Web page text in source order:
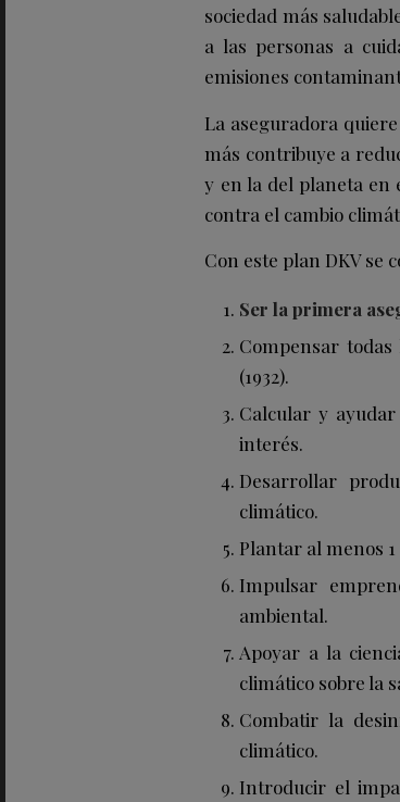
sociedad más
a las personas a
emisiones
La aseguradora
más contribuye a
y en la del planeta en
contra el cambio
Con este plan DKV se
Ser la primera
Compensar
(1932).
Calcular y
interés.
Desarrollar
climático.
Plantar al menos
Impulsar
ambiental.
Apoyar a la
climático sobre la
Combatir la
climático.
Introducir el